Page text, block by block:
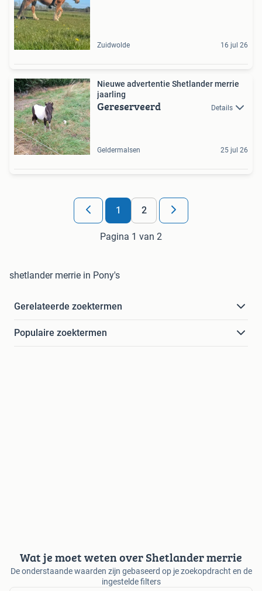
Zuidwolde 16 jul 26
Nieuwe advertentie Shetlander merrie
jaarling
Gereserveerd Details
Geldermalsen 25 jul 26
1 2
Pagina 1 van 2
shetlander merrie in Pony's
Gerelateerde zoektermen
Populaire zoektermen
Wat je moet weten over Shetlander merrie
De onderstaande waarden zijn gebaseerd op je zoekopdracht en de
ingestelde filters